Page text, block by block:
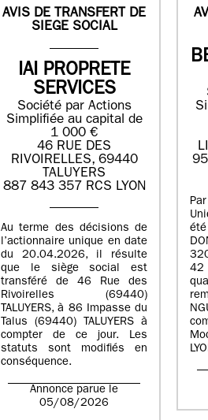
AVIS DE TRANSFERT DE
SIEGE SOCIAL
IAI PROPRETE
SERVICES
Société par Actions
Simplifiée au capital de
1 000 €
46 RUE DES
RIVOIRELLES, 69440
TALUYERS
887 843 357 RCS LYON
Au terme des décisions de
l’actionnaire unique en date
du 20.04.2026, il résulte
que le siège social est
transféré de 46 Rue des
Rivoirelles (69440)
TALUYERS, à 86 Impasse du
Talus (69440) TALUYERS à
compter de ce jour. Les
statuts sont modifiés en
conséquence.
Annonce parue le
05/08/2026
42